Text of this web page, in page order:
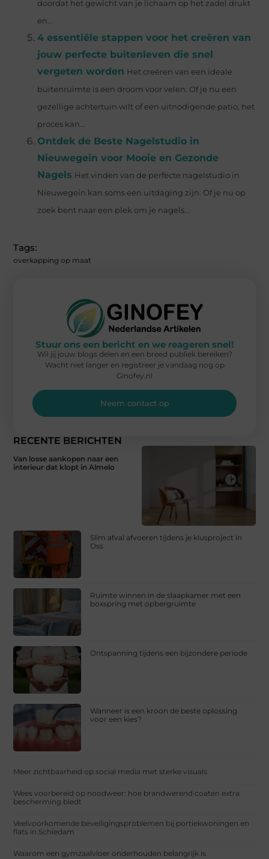
doordat het gewicht van je lichaam op het zadel drukt
en...
4 essentiële stappen voor het creëren van
jouw perfecte buitenleven die snel
vergeten worden Het creëren van een ideale
buitenruimte is een droom voor velen. Of je nu een
gezellige achtertuin wilt of een uitnodigende patio, het
proces kan...
Ontdek de Beste Nagelstudio in
Nieuwegein voor Mooie en Gezonde
Nagels Het vinden van de perfecte nagelstudio in
Nieuwegein kan soms een uitdaging zijn. Of je nu op
zoek bent naar een plek om je nagels...
Tags:
overkapping op maat
RECENTE BERICHTEN
Van losse aankopen naar een
interieur dat klopt in Almelo
Slim afval afvoeren tijdens je klusproject in
Oss
Ruimte winnen in de slaapkamer met een
boxspring met opbergruimte
Ontspanning tijdens een bijzondere periode
Wanneer is een kroon de beste oplossing
voor een kies?
Meer zichtbaarheid op social media met sterke visuals
Wees voorbereid op noodweer: hoe brandwerend coaten extra
bescherming biedt
Veelvoorkomende beveiligingsproblemen bij portiekwoningen en
flats in Schiedam
Waarom een gymzaalvloer onderhouden belangrijk is
Stuur ons een bericht en we reageren snel!
Wil jij jouw blogs delen en een breed publiek bereiken?
Wacht niet langer en registreer je vandaag nog op
Ginofey.nl
Neem contact op